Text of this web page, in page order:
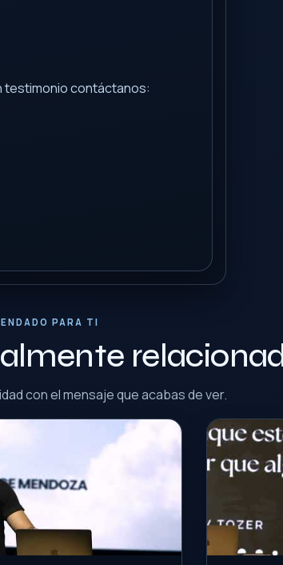
testimonio contáctanos:
PARA TI
con el mensaje que acabas de ver.